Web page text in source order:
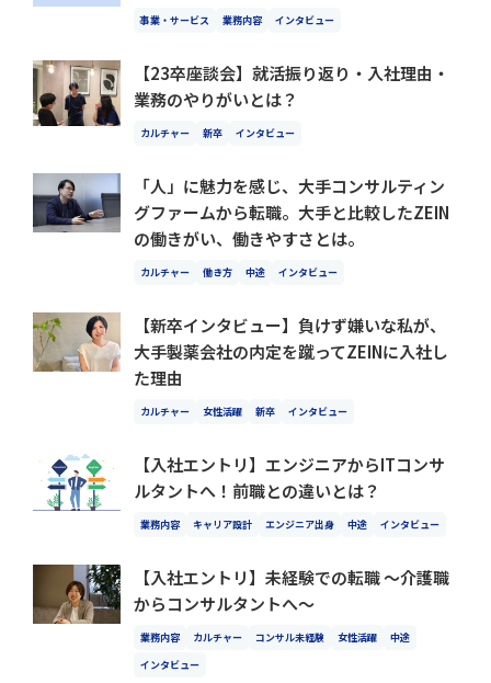
事業・サービス 業務内容 インタビュー
【23卒座談会】就活振り返り・入社理由・
業務のやりがいとは？
カルチャー 新卒 インタビュー
「人」に魅力を感じ、大手コンサルティン
グファームから転職。大手と比較したZEIN
の働きがい、働きやすさとは。
カルチャー 働き方 中途 インタビュー
【新卒インタビュー】負けず嫌いな私が、
大手製薬会社の内定を蹴ってZEINに入社し
た理由
カルチャー 女性活躍 新卒 インタビュー
【入社エントリ】エンジニアからITコンサ
ルタントへ！前職との違いとは？
業務内容 キャリア設計 エンジニア出身 中途 インタビュー
【入社エントリ】未経験での転職 〜介護職
からコンサルタントへ〜
業務内容 カルチャー コンサル未経験 女性活躍
中途
インタビュー